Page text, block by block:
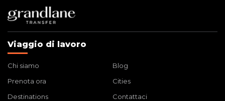
Viaggio di lavoro
Chi siamo
Blog
Prenota ora
Cities
Destinations
Contattaci